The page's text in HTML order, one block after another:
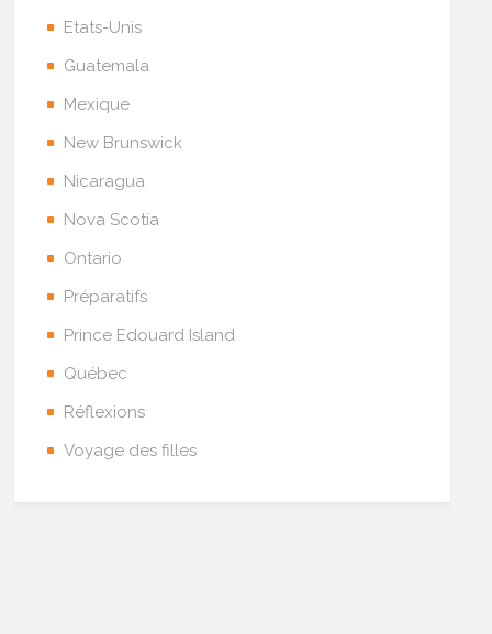
Etats-Unis
Guatemala
Mexique
New Brunswick
Nicaragua
Nova Scotia
Ontario
Préparatifs
Prince Edouard Island
Québec
Réflexions
Voyage des filles